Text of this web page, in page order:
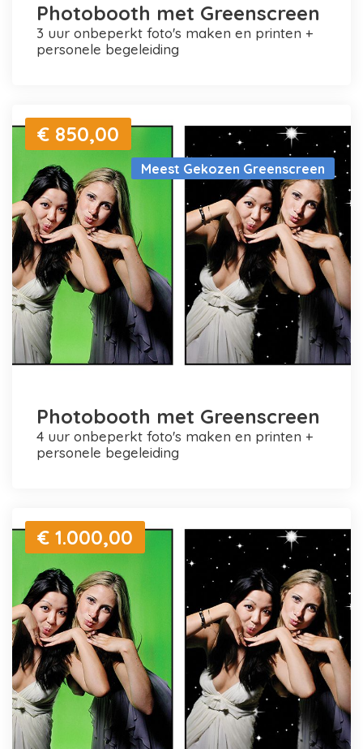
Photobooth met Greenscreen
3 uur onbeperkt foto's maken en printen +
personele begeleiding
Meest Gekozen Greenscreen
€ 850,00
Photobooth met Greenscreen
4 uur onbeperkt foto's maken en printen +
personele begeleiding
€ 1.000,00